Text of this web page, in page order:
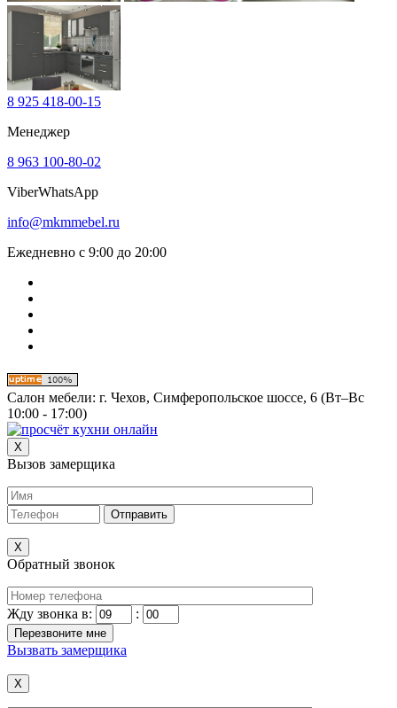
8 925 418-00-15
Менеджер
8 963 100-80-02
ViberWhatsApp
info@mkmmebel.ru
Ежедневно с 9:00 до 20:00
Салон мебели: г. Чехов, Симферопольское шоссе, 6 (Вт–Вс
10:00 - 17:00)
X
Вызов замерщика
X
Обратный звонок
Жду звонка в: :
Вызвать замерщика
X